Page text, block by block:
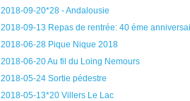
2018-09-20*28 - Andalousie
2018-09-13 Repas de rentrée: 40 éme
2018-06-28 Pique Nique 2018
2018-06-20 Au fil du Loing Nemours
2018-05-24 Sortie pédestre
2018-05-13*20 Villers Le Lac